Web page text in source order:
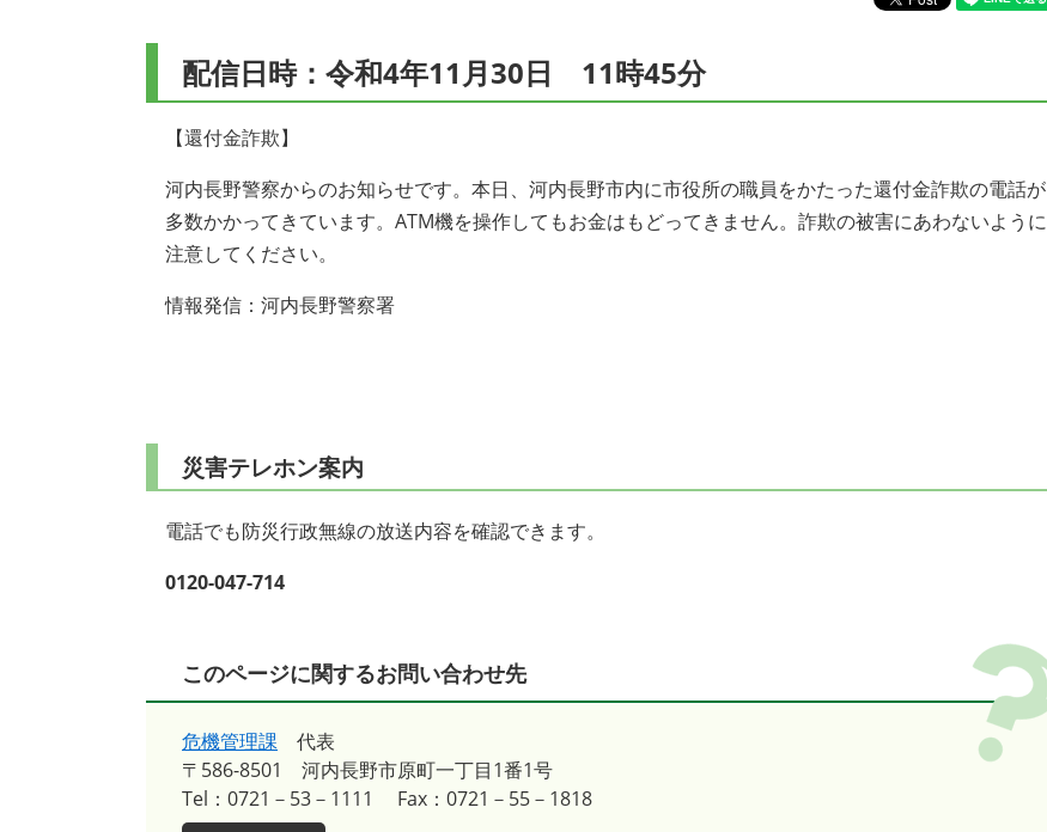
配信日時：令和4年11月30日 11時45分
【還付金詐欺】
河内長野警察からのお知らせです。本日、河内長野市内に市役所の職員をかたった還付金詐欺の電話が
多数かかってきています。ATM機を操作してもお金はもどってきません。詐欺の被害にあわないように
注意してください。
情報発信：河内長野警察署
災害テレホン案内
電話でも防災行政無線の放送内容を確認できます。
0120-047-714
このページに関するお問い合わせ先
危機管理課
代表
〒586-8501
河内長野市原町一丁目1番1号
Tel：0721－53－1111
Fax：0721－55－1818